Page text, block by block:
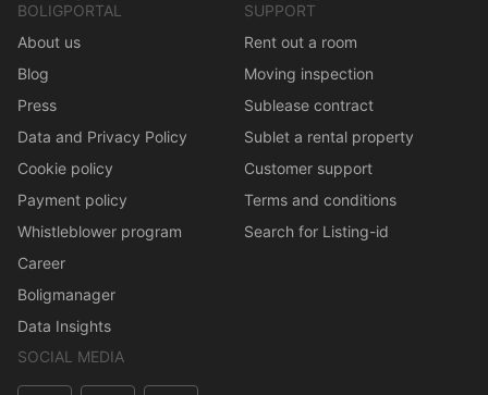
BOLIGPORTAL
About us
Blog
Press
Data and Privacy Policy
Cookie policy
Payment policy
Whistleblower program
Career
Boligmanager
Data Insights
SUPPORT
Rent out a room
Moving inspection
Sublease contract
Sublet a rental property
Customer support
Terms and conditions
Search for Listing-id
SOCIAL MEDIA